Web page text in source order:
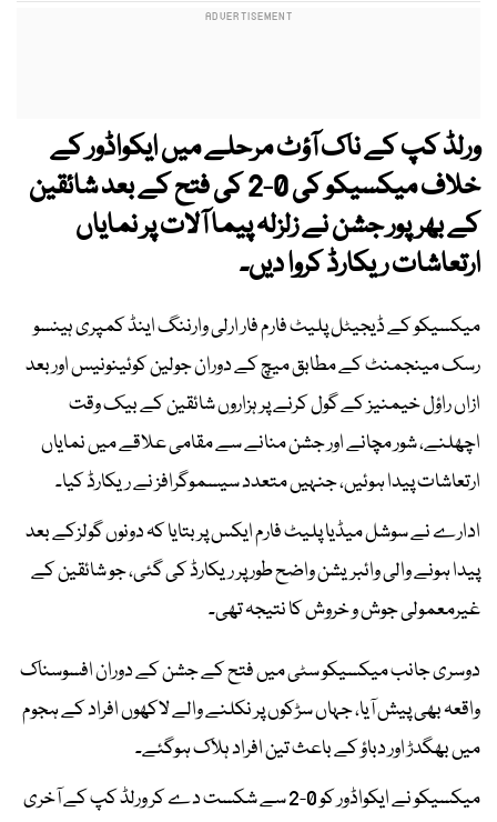
ورلڈ کپ کے ناک آؤٹ مرحلے میں ایکواڈور کے
خلاف میکسیکو کی 0-2 کی فتح کے بعد شائقین
کے بھرپور جشن نے زلزلہ پیما آلات پر نمایاں
ارتعاشات ریکارڈ کروا دیں۔
میکسیکو کے ڈیجیٹل پلیٹ فارم فار ارلی وارننگ اینڈ کمپری ہینسو
رسک مینجمنٹ کے مطابق میچ کے دوران جولین کوئینونیس اور بعد
ازاں راؤل خیمنیز کے گول کرنے پر ہزاروں شائقین کے بیک وقت
اچھلنے، شور مچانے اور جشن منانے سے مقامی علاقے میں نمایاں
ارتعاشات پیدا ہوئیں، جنہیں متعدد سیسموگرافز نے ریکارڈ کیا۔
ادارے نے سوشل میڈیا پلیٹ فارم ایکس پر بتایا کہ دونوں گولزکے بعد
پیدا ہونے والی وائبریشن واضح طور پر ریکارڈ کی گئی، جو شائقین کے
غیرمعمولی جوش و خروش کا نتیجہ تھی۔
دوسری جانب میکسیکو سٹی میں فتح کے جشن کے دوران افسوسناک
واقعہ بھی پیش آیا، جہاں سڑکوں پر نکلنے والے لاکھوں افراد کے ہجوم
میں بھگدڑ اور دباؤ کے باعث تین افراد ہلاک ہوگئے۔
میکسیکو نے ایکواڈور کو 0-2 سے شکست دے کر ورلڈ کپ کے آخری